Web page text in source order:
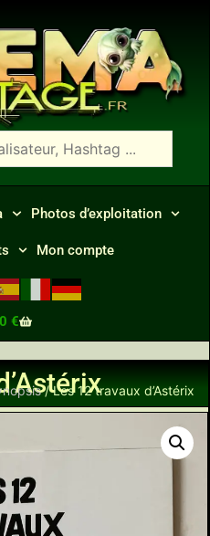
Photos d’exploitation
Mon compte
€
/ Les 12 travaux d’Astérix